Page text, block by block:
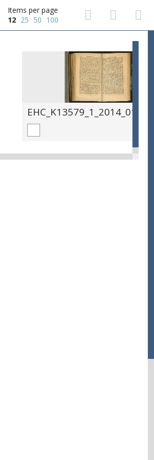
Items per page
12 25 50 100